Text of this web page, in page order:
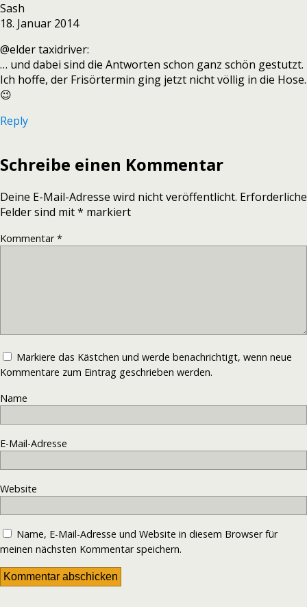
Sash
18. Januar 2014
@elder taxidriver:
… und dabei sind die Antworten schon ganz schön gestutzt.
Ich hoffe, der Frisörtermin ging jetzt nicht völlig in die Hose.
😉
Reply
Schreibe einen Kommentar
Deine E-Mail-Adresse wird nicht veröffentlicht. Erforderliche
Felder sind mit* markiert
Kommentar*
Markiere das Kästchen und werde benachrichtigt, wenn neue
Kommentare zum Eintrag geschrieben werden.
Name
E-Mail-Adresse
Website
Name, E-Mail-Adresse und Website in diesem Browser für
meinen nächsten Kommentar speichern.